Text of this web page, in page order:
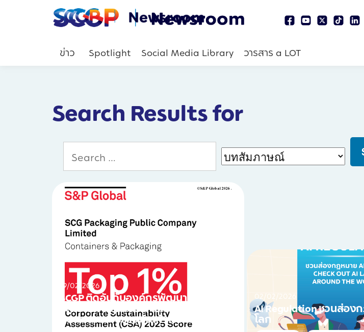
ข่าว Spotlight Social Media Library วารสาร a LOT
Search Results for
19/02/2026
SCGP ติดอันดับองค์กรพัฒนาที่ยั่งยืน
ระดับโลก Top 1% S&P Global กลุ่ม
อุตสาหกรรมบรรจุภัณฑ์ ต่อเนื่องปีที่ 3
02/02/2026
AI Regulation ชวนส่องกฎหมาย AI ทั่ว
โลก